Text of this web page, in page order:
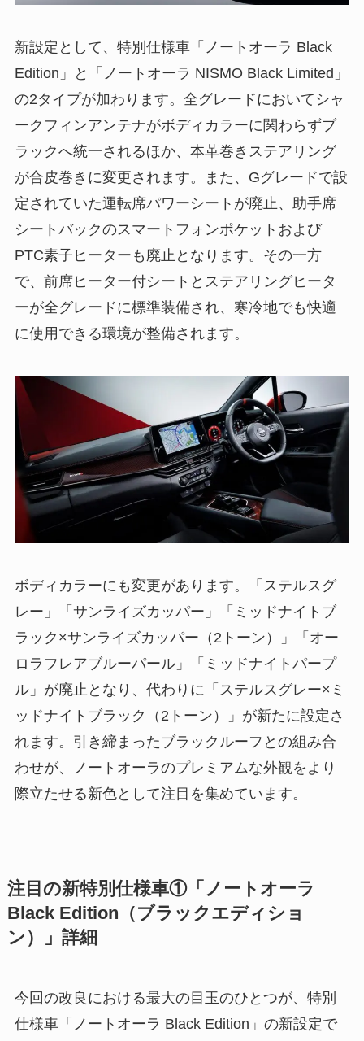
新設定として、特別仕様車「ノートオーラ Black
Edition」と「ノートオーラ NISMO Black Limited」
の2タイプが加わります。全グレードにおいてシャ
ークフィンアンテナがボディカラーに関わらずブ
ラックへ統一されるほか、本革巻きステアリング
が合皮巻きに変更されます。また、Gグレードで設
定されていた運転席パワーシートが廃止、助手席
シートバックのスマートフォンポケットおよび
PTC素子ヒーターも廃止となります。その一方
で、前席ヒーター付シートとステアリングヒータ
ーが全グレードに標準装備され、寒冷地でも快適
に使用できる環境が整備されます。
ボディカラーにも変更があります。「ステルスグ
レー」「サンライズカッパー」「ミッドナイトブ
ラック×サンライズカッパー（2トーン）」「オー
ロラフレアブルーパール」「ミッドナイトパープ
ル」が廃止となり、代わりに「ステルスグレー×ミ
ッドナイトブラック（2トーン）」が新たに設定さ
れます。引き締まったブラックルーフとの組み合
わせが、ノートオーラのプレミアムな外観をより
際立たせる新色として注目を集めています。
注目の新特別仕様車①「ノートオーラ
Black Edition（ブラックエディショ
ン）」詳細
今回の改良における最大の目玉のひとつが、特別
仕様車「ノートオーラ Black Edition」の新設定で